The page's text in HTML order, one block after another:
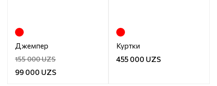
Джемпер
155 000 UZS
99 000 UZS
Куртки
455 000 UZS